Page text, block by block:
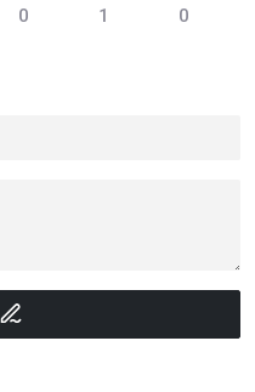
0 1 0